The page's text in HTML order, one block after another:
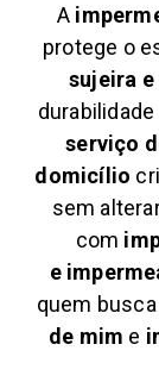
A
protege o
sujeira
serviço
domicílio
sem
com
e
quem busca
de mim e